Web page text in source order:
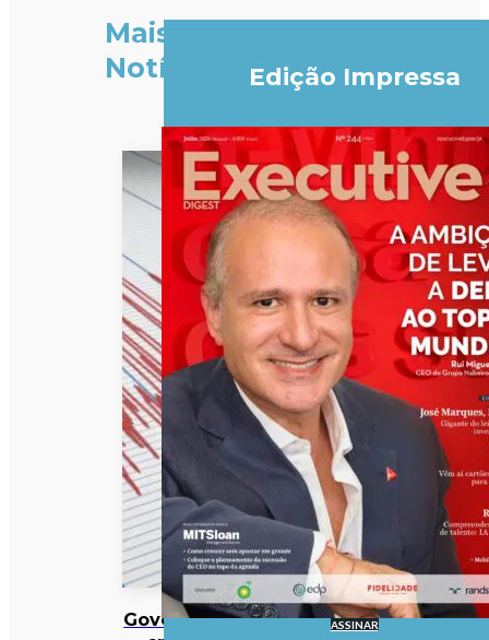
Mais
Notícias
Governo
Edição Impressa
ASSINAR